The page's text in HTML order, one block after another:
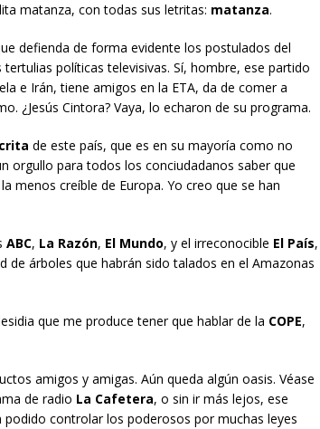
matanza, con todas sus letritas: matanza.
defienda de forma evidente los postulados del
tertulias políticas televisivas. Sí, hombre, ese partido
e Irán, tiene amigos en la ETA, da de comer a
¿Jesús Cintora? Vaya, lo echaron de su programa.
de este país, que es en su mayoría como no
orgullo para todos los conciudadanos saber que
menos creíble de Europa. Yo creo que se han
ABC, La Razón, El Mundo, y el irreconocible El País,
árboles que habrán sido talados en el Amazonas
que me produce tener que hablar de la COPE,
amigos y amigas. Aún queda algún oasis. Véase
de radio La Cafetera, o sin ir más lejos, ese
controlar los poderosos por muchas leyes